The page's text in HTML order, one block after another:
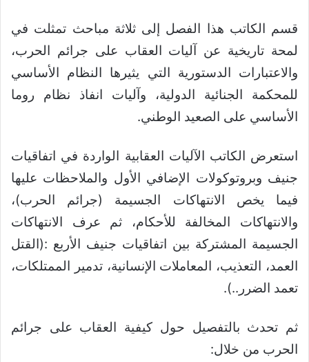
قسم الكاتب هذا الفصل إلى ثلاثة مباحث تمثلت في
لمحة تاريخية عن آليات العقاب على جرائم الحرب،
والاعتبارات الدستورية التي يثيرها النظام الأساسي
للمحكمة الجنائية الدولية، وآليات انفاذ نظام روما
الأساسي على الصعيد الوطني.
استعرض الكاتب الآليات العقابية الواردة في اتفاقيات
جنيف وبروتوكولات الإضافي الأول والملاحظات عليها
فيما يخص الانتهاكات الجسيمة (جرائم الحرب)،
والانتهاكات المخالفة للأحكام، ثم عرف الانتهاكات
الجسيمة المشتركة بين اتفاقيات جنيف الأربع :(القتل
العمد، التعذيب، المعاملات الإنسانية، تدمير الممتلكات،
تعمد الضرر..).
ثم تحدث بالتفصيل حول كيفية العقاب على جرائم
الحرب من خلال: